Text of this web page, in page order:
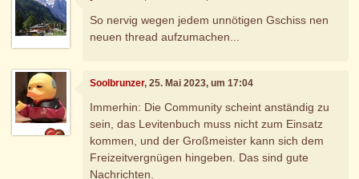
So nervig wegen jedem unnötigen Gschiss nen
neuen thread aufzumachen...
Soolbrunzer, 25. Mai 2023, um 17:04
Immerhin: Die Community scheint anständig zu
sein, das Levitenbuch muss nicht zum Einsatz
kommen, und der Großmeister kann sich dem
Freizeitvergnügen hingeben. Das sind gute
Nachrichten.